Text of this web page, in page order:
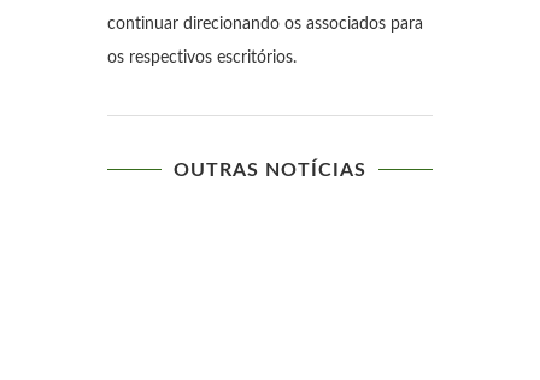
continuar direcionando os associados para
os respectivos escritórios.
OUTRAS NOTÍCIAS